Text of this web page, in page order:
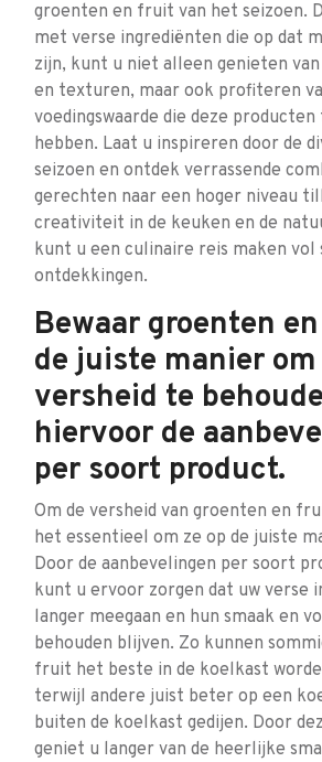
groenten en fruit van het seizoen.
met verse ingrediënten die op dat
zijn, kunt u niet alleen genieten
en texturen, maar ook profiteren
voedingswaarde die deze producten
hebben. Laat u inspireren door de
seizoen en ontdek verrassende
gerechten naar een hoger niveau
creativiteit in de keuken en de
kunt u een culinaire reis maken vol
ontdekkingen.
Bewaar groenten
de juiste manier
versheid te
hiervoor de
per soort product.
Om de versheid van groenten en
het essentieel om ze op de juiste
Door de aanbevelingen per soort
kunt u ervoor zorgen dat uw verse
langer meegaan en hun smaak en
behouden blijven. Zo kunnen
fruit het beste in de koelkast
terwijl andere juist beter op een
buiten de koelkast gedijen. Door
geniet u langer van de heerlijke